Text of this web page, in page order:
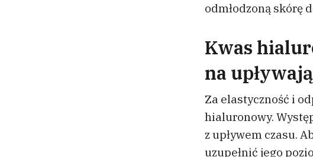
odmłodzoną skórę
Kwas
na
Za elastyczność i
hialuronowy.
z upływem czasu.
uzupełnić jego